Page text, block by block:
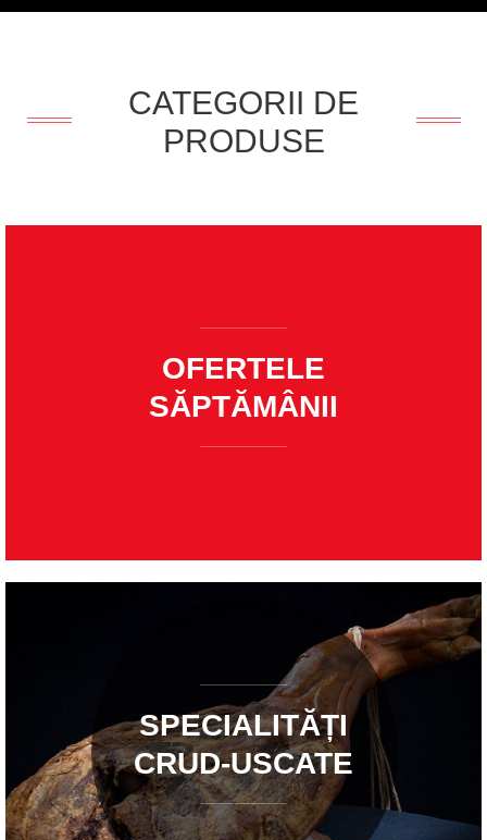
CATEGORII DE
PRODUSE
OFERTELE
SĂPTĂMÂNII
SPECIALITĂȚI
CRUD-USCATE